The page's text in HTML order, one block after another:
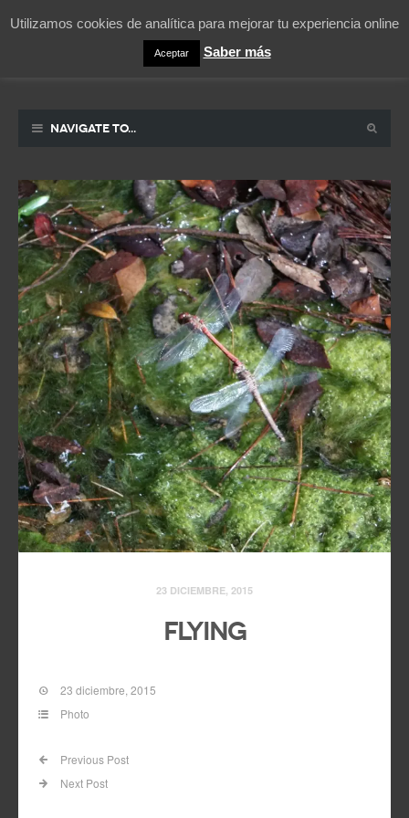
La vida contada en un sueño
Navigate to...
23 DICIEMBRE, 2015
Flying
23 diciembre, 2015
Photo
Previous Post
Next Post
Utilizamos cookies de analítica para mejorar tu experiencia online
Aceptar Saber más